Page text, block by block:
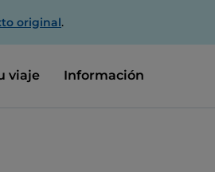
original.
viaje Información